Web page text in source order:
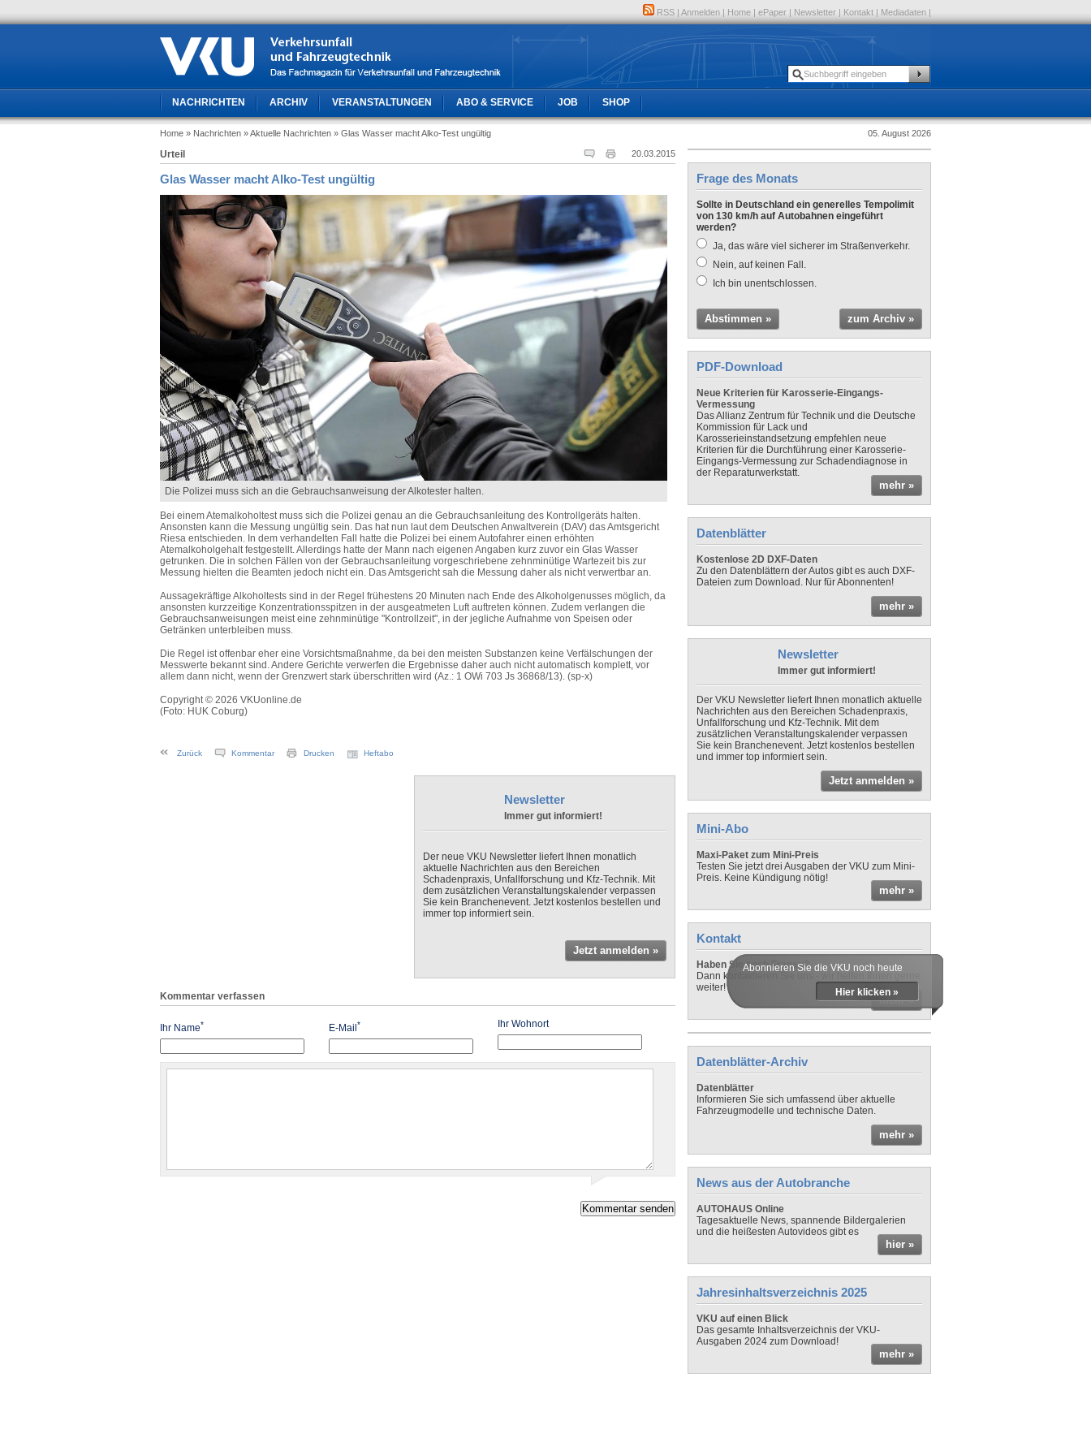
RSS | Anmelden | Home | ePaper | Newsletter | Kontakt | Mediadaten |
NACHRICHTEN ARCHIV VERANSTALTUNGEN ABO & SERVICE JOB SHOP
Home » Nachrichten » Aktuelle Nachrichten » Glas Wasser macht Alko-Test ungültig 05. August 2026
20.03.2015
Urteil
Glas Wasser macht Alko-Test ungültig
Die Polizei muss sich an die Gebrauchsanweisung der Alkotester halten.
Bei einem Atemalkoholtest muss sich die Polizei genau an die Gebrauchsanleitung des Kontrollgeräts halten.
Ansonsten kann die Messung ungültig sein. Das hat nun laut dem Deutschen Anwaltverein (DAV) das Amtsgericht
Riesa entschieden. In dem verhandelten Fall hatte die Polizei bei einem Autofahrer einen erhöhten
Atemalkoholgehalt festgestellt. Allerdings hatte der Mann nach eigenen Angaben kurz zuvor ein Glas Wasser
getrunken. Die in solchen Fällen von der Gebrauchsanleitung vorgeschriebene zehnminütige Wartezeit bis zur
Messung hielten die Beamten jedoch nicht ein. Das Amtsgericht sah die Messung daher als nicht verwertbar an.
Aussagekräftige Alkoholtests sind in der Regel frühestens 20 Minuten nach Ende des Alkoholgenusses möglich, da
ansonsten kurzzeitige Konzentrationsspitzen in der ausgeatmeten Luft auftreten können. Zudem verlangen die
Gebrauchsanweisungen meist eine zehnminütige "Kontrollzeit", in der jegliche Aufnahme von Speisen oder
Getränken unterbleiben muss.
Die Regel ist offenbar eher eine Vorsichtsmaßnahme, da bei den meisten Substanzen keine Verfälschungen der
Messwerte bekannt sind. Andere Gerichte verwerfen die Ergebnisse daher auch nicht automatisch komplett, vor
allem dann nicht, wenn der Grenzwert stark überschritten wird (Az.: 1 OWi 703 Js 36868/13). (sp-x)
Copyright © 2026 VKUonline.de
(Foto: HUK Coburg)
Zurück Kommentar Drucken Heftabo
Newsletter
Immer gut informiert!
Der neue VKU Newsletter liefert Ihnen monatlich
aktuelle Nachrichten aus den Bereichen
Schadenpraxis, Unfallforschung und Kfz-Technik. Mit
dem zusätzlichen Veranstaltungskalender verpassen
Sie kein Branchenevent. Jetzt kostenlos bestellen und
immer top informiert sein.
Jetzt anmelden »
Kommentar verfassen
Ihr Name* E-Mail* Ihr Wohnort
Frage des Monats
Sollte in Deutschland ein generelles Tempolimit
von 130 km/h auf Autobahnen eingeführt
werden?
Ja, das wäre viel sicherer im Straßenverkehr.
Nein, auf keinen Fall.
Ich bin unentschlossen.
Abstimmen » zum Archiv »
PDF-Download
Neue Kriterien für Karosserie-Eingangs-
Vermessung
Das Allianz Zentrum für Technik und die Deutsche
Kommission für Lack und
Karosserieinstandsetzung empfehlen neue
Kriterien für die Durchführung einer Karosserie-
Eingangs-Vermessung zur Schadendiagnose in
der Reparaturwerkstatt.
mehr »
Datenblätter
Kostenlose 2D DXF-Daten
Zu den Datenblättern der Autos gibt es auch DXF-
Dateien zum Download. Nur für Abonnenten!
mehr »
Newsletter
Immer gut informiert!
Der VKU Newsletter liefert Ihnen monatlich aktuelle
Nachrichten aus den Bereichen Schadenpraxis,
Unfallforschung und Kfz-Technik. Mit dem
zusätzlichen Veranstaltungskalender verpassen
Sie kein Branchenevent. Jetzt kostenlos bestellen
und immer top informiert sein.
Jetzt anmelden »
Mini-Abo
Maxi-Paket zum Mini-Preis
Testen Sie jetzt drei Ausgaben der VKU zum Mini-
Preis. Keine Kündigung nötig!
mehr »
Kontakt
Haben Sie noch Fragen?
Dann kontaktieren Sie uns - wir helfen Ihnen gerne
weiter!
mehr »
Abonnieren Sie die VKU noch heute
Hier klicken »
Datenblätter-Archiv
Datenblätter
Informieren Sie sich umfassend über aktuelle
Fahrzeugmodelle und technische Daten.
mehr »
News aus der Autobranche
AUTOHAUS Online
Tagesaktuelle News, spannende Bildergalerien
und die heißesten Autovideos gibt es
hier »
Jahresinhaltsverzeichnis 2025
VKU auf einen Blick
Das gesamte Inhaltsverzeichnis der VKU-
Ausgaben 2024 zum Download!
mehr »